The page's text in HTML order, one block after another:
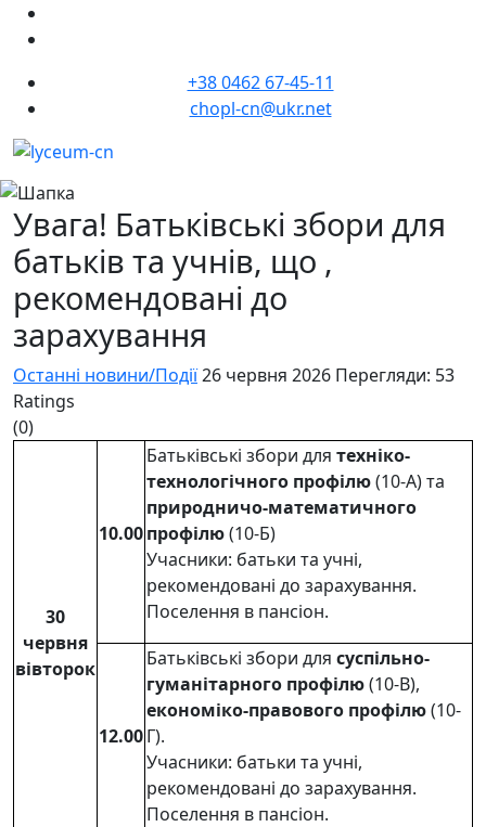
+38 0462 67-45-11
chopl-cn@ukr.net
Увага! Батьківські збори для
батьків та учнів, що ,
рекомендовані до
зарахування
Останні новини/Події26 червня 2026 Перегляди: 53
Ratings
(0)
30
червня
вівторок
10.00
Батьківські збори для техніко-
технологічного профілю(10-А) та
природничо-математичного
профілю(10-Б)
Учасники: батьки та учні,
рекомендовані до зарахування.
Поселення в пансіон.
12.00
Батьківські збори для суспільно-
гуманітарного профілю(10-В),
економіко-правового профілю(10-
Г).
Учасники: батьки та учні,
рекомендовані до зарахування.
Поселення в пансіон.